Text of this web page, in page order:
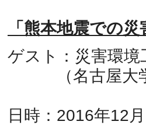
「熊本地震での災
ゲスト：災害環
（名古屋大学
日時：2016年12